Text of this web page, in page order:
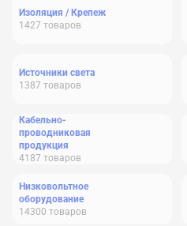
Изоляция / Крепеж
1427 товаров
Источники света
1387 товаров
Кабельно-
проводниковая
продукция
4187 товаров
Низковольтное
оборудование
14300 товаров